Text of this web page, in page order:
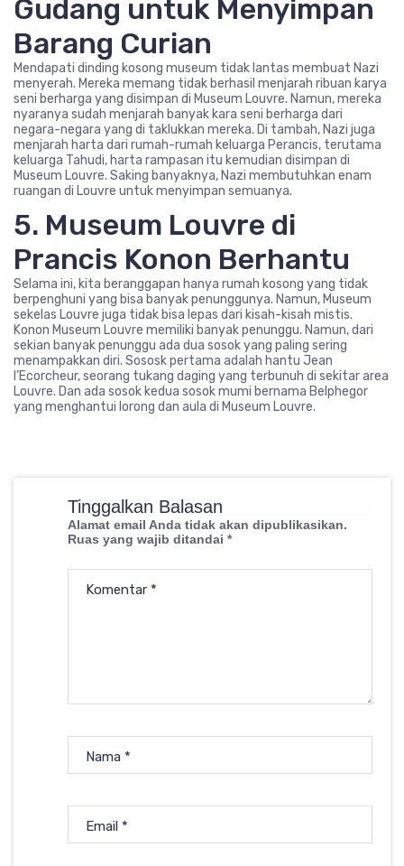
Gudang untuk Menyimpan
Barang Curian
Mendapati dinding kosong museum tidak lantas membuat Nazi
menyerah. Mereka memang tidak berhasil menjarah ribuan karya
seni berharga yang disimpan di Museum Louvre. Namun, mereka
nyaranya sudah menjarah banyak kara seni berharga dari
negara-negara yang di taklukkan mereka. Di tambah, Nazi juga
menjarah harta dari rumah-rumah keluarga Perancis, terutama
keluarga Tahudi, harta rampasan itu kemudian disimpan di
Museum Louvre. Saking banyaknya, Nazi membutuhkan enam
ruangan di Louvre untuk menyimpan semuanya.
5. Museum Louvre di
Prancis Konon Berhantu
Selama ini, kita beranggapan hanya rumah kosong yang tidak
berpenghuni yang bisa banyak penunggunya. Namun, Museum
sekelas Louvre juga tidak bisa lepas dari kisah-kisah mistis.
Konon Museum Louvre memiliki banyak penunggu. Namun, dari
sekian banyak penunggu ada dua sosok yang paling sering
menampakkan diri. Sososk pertama adalah hantu Jean
l’Ecorcheur, seorang tukang daging yang terbunuh di sekitar area
Louvre. Dan ada sosok kedua sosok mumi bernama Belphegor
yang menghantui lorong dan aula di Museum Louvre.
Tinggalkan Balasan
Alamat email Anda tidak akan dipublikasikan.
Ruas yang wajib ditandai *
Komentar *
Nama *
Email *